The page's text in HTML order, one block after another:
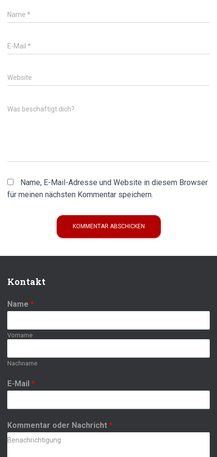
Name *
E-Mail *
Website
Was beschäftigt dich?
Name, E-Mail-Adresse und Website in diesem Browser
für meinen nächsten Kommentar speichern.
Kontakt
Name *
Vorname
Nachname
E-Mail *
Kommentar oder Nachricht *